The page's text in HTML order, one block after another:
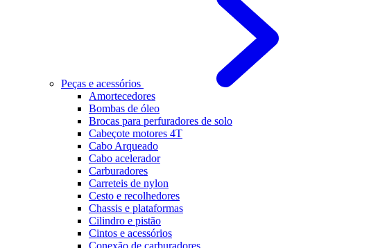
Peças e acessórios
Amortecedores
Bombas de óleo
Brocas para perfuradores de solo
Cabeçote motores 4T
Cabo Arqueado
Cabo acelerador
Carburadores
Carreteis de nylon
Cesto e recolhedores
Chassis e plataformas
Cilindro e pistão
Cintos e acessórios
Conexão de carburadores